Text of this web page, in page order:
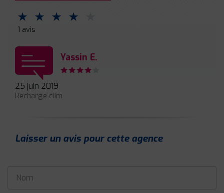
⋆ ⋆ ⋆ ⋆
1 avis
Yassin E.
25 juin 2019
Recharge clim
Laisser un avis pour cette agence